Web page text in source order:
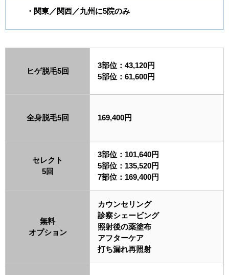
・関東／関西／九州に5院のみ
ヒゲ脱毛5回
3部位：43,120円
5部位：61,600円
全身脱毛5回 169,400円
セレクト
5回
3部位：101,640円
5部位：135,520円
7部位：169,400円
無料
オプション
カウンセリング
診察シェービング
照射後の薬塗布
アフターケア
打ち漏れ再照射